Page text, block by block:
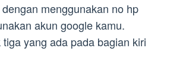
menggunakan no hp
akun google kamu.
yang ada pada bagian kiri